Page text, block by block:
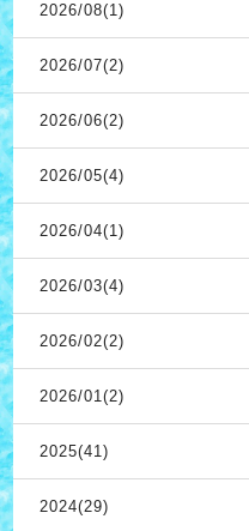
2026/08(1)
2026/07(2)
2026/06(2)
2026/05(4)
2026/04(1)
2026/03(4)
2026/02(2)
2026/01(2)
2025(41)
2024(29)